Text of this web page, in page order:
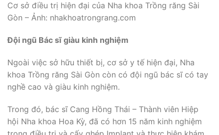
Cơ sở điều trị hiện đại của Nha khoa Trồng răng Sài
Gòn – Ảnh: nhakhoatrongrang.com
Đội ngũ Bác sĩ giàu kinh nghiệm
Ngoài việc sở hữu thiết bị, cơ sở y tế hiện đại, Nha
khoa Trồng răng Sài Gòn còn có đội ngũ bác sĩ có tay
nghề cao và giàu kinh nghiệm.
Trong đó, bác sĩ Cang Hồng Thái – Thành viên Hiệp
hội Nha khoa Hoa Kỳ, đã có hơn 15 năm kinh nghiệm